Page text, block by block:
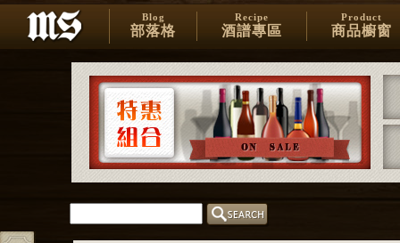
Blog
部落格
Recipe
酒譜專區
Product
商品櫥窗